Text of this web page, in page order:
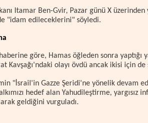
Itamar Ben-Gvir, Pazar günü X üzerinden
"idam edileceklerini" söyledi.
göre, Hamas öğleden sonra yaptığı
Kavşağı'ndaki olayı övdü ancak ikisi için
"İsrail'in Gazze Şeridi'ne yönelik devam
hedef alan Yahudileştirme, yargısız
geldiğini vurguladı.